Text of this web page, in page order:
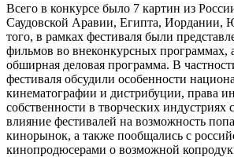
Всего в конкурсе было 7 картин из
Саудовской Аравии, Египта,
того, в рамках фестиваля были
фильмов во внеконкурсных программах,
обширная деловая программа. В
фестиваля обсудили особенности
кинематографии и дистрибуции, права
собственности в творческих
влияние фестивалей на возможность
кинорынок, а также пообщались с
кинопродюсерами о возможной